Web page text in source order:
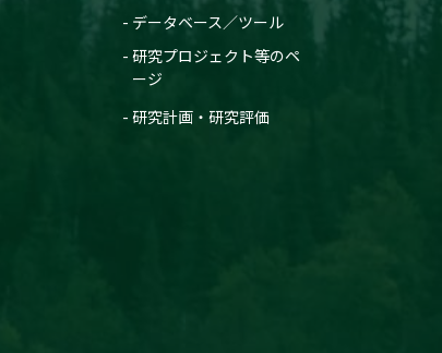
データベース／ツール
研究プロジェクト等のペ
ージ
研究計画・研究評価